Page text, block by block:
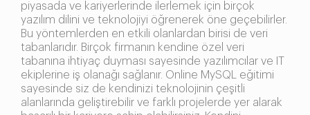
piyasada ve kariyerlerinde ilerlemek için birçok
yazılım dilini ve teknolojiyi öğrenerek öne geçebilirler.
Bu yöntemlerden en etkili olanlardan birisi de veri
tabanlarıdır. Birçok firmanın kendine özel veri
tabanına ihtiyaç duyması sayesinde yazılımcılar ve IT
ekiplerine iş olanağı sağlanır. Online MySQL eğitimi
sayesinde siz de kendinizi teknolojinin çeşitli
alanlarında geliştirebilir ve farklı projelerde yer alarak